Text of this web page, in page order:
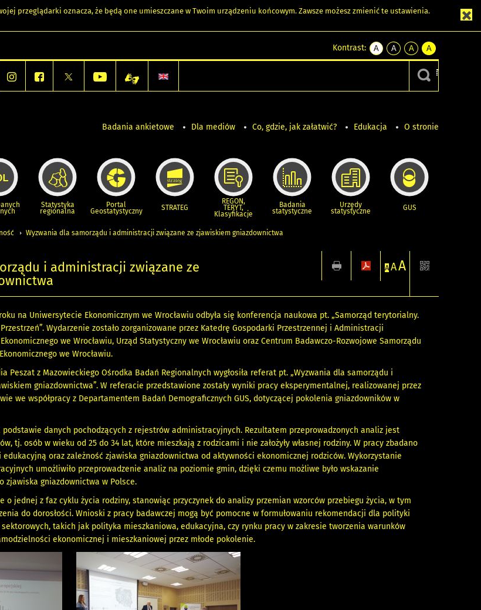
przeglądarki oznacza, że będą one umieszczane w Twoim urządzeniu końcowym. Zawsze możesz zmienić te ustawienia.
Kontrast:
A
kontrast
A
kontrast
czarnym
A
kontrast
żółty
tekst
czarnym
A
kontrast
czarny
tekst
żółtym
Badania ankietowe Dla mediów Co, gdzie, jak załatwić? Edukacja O stronie
Statystyka
regionalna
Portal
Geostatystyczny STRATEG
REGON,
TERYT,
Klasyfikacje
Badania
statystyczne
Urzędy
statystyczne GUS
Wyzwania dla samorządu i administracji związane ze zjawiskiem gniazdownictwa
i administracji związane ze
A AA
na Uniwersytecie Ekonomicznym we Wrocławiu odbyła się konferencja naukowa pt. „Samorząd terytorialny.
Wydarzenie zostało zorganizowane przez Katedrę Gospodarki Przestrzennej i Administracji
we Wrocławiu, Urząd Statystyczny we Wrocławiu oraz Centrum Badawczo-Rozwojowe Samorządu
we Wrocławiu.
Peszat z Mazowieckiego Ośrodka Badań Regionalnych wygłosiła referat pt. „Wyzwania dla samorządu i
gniazdownictwa”. W referacie przedstawione zostały wyniki pracy eksperymentalnej, realizowanej przez
we współpracy z Departamentem Badań Demograficznych GUS, dotyczącej pokolenia gniazdowników w
podstawie danych pochodzących z rejestrów administracyjnych. Rezultatem przeprowadzonych analiz jest
tj. osób w wieku od 25 do 34 lat, które mieszkają z rodzicami i nie założyły własnej rodziny. W pracy zbadano
oraz zależność zjawiska gniazdownictwa od aktywności ekonomicznej rodziców. Wykorzystanie
umożliwiło przeprowadzenie analiz na poziomie gmin, dzięki czemu możliwe było wskazanie
zjawiska gniazdownictwa w Polsce.
o jednej z faz cyklu życia rodziny, stanowiąc przyczynek do analizy przemian wzorców przebiegu życia, w tym
do dorosłości. Wnioski z pracy badawczej mogą być pomocne w formułowaniu rekomendacji dla polityki
takich jak polityka mieszkaniowa, edukacyjna, czy rynku pracy w zakresie tworzenia warunków
ekonomicznej i mieszkaniowej przez młode pokolenie.